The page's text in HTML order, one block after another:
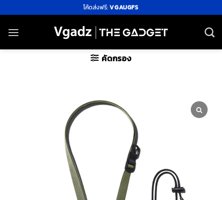
ไป
ยัง
โค้ดส่งฟรี:VGAUGFS
คัดกรอง